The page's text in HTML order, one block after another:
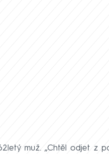
muž. „Chtěl odjet z